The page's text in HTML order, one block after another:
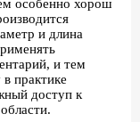
особенно хорош
и длина
и тем
практике
доступ к